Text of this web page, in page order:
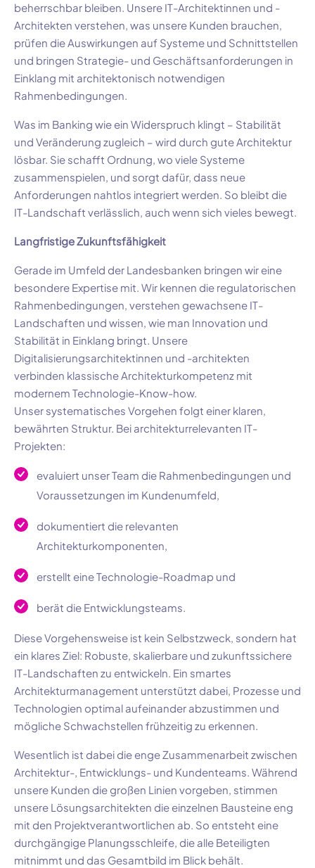
beherrschbar bleiben. Unsere IT-Architektinnen und -
Architekten verstehen, was unsere Kunden brauchen,
prüfen die Auswirkungen auf Systeme und Schnittstellen
und bringen Strategie- und Geschäftsanforderungen in
Einklang mit architektonisch notwendigen
Rahmenbedingungen.
Was im Banking wie ein Widerspruch klingt – Stabilität
und Veränderung zugleich – wird durch gute Architektur
lösbar. Sie schafft Ordnung, wo viele Systeme
zusammenspielen, und sorgt dafür, dass neue
Anforderungen nahtlos integriert werden. So bleibt die
IT-Landschaft verlässlich, auch wenn sich vieles bewegt.
Langfristige Zukunftsfähigkeit
Gerade im Umfeld der Landesbanken bringen wir eine
besondere Expertise mit. Wir kennen die regulatorischen
Rahmenbedingungen, verstehen gewachsene IT-
Landschaften und wissen, wie man Innovation und
Stabilität in Einklang bringt. Unsere
Digitalisierungsarchitektinnen und -architekten
verbinden klassische Architekturkompetenz mit
modernem Technologie-Know-how.
Unser systematisches Vorgehen folgt einer klaren,
bewährten Struktur. Bei architekturrelevanten IT-
Projekten:
evaluiert unser Team die Rahmenbedingungen und
Voraussetzungen im Kundenumfeld,
dokumentiert die relevanten
Architekturkomponenten,
erstellt eine Technologie-Roadmap und
berät die Entwicklungsteams.
Diese Vorgehensweise ist kein Selbstzweck, sondern hat
ein klares Ziel: Robuste, skalierbare und zukunftssichere
IT-Landschaften zu entwickeln. Ein smartes
Architekturmanagement unterstützt dabei, Prozesse und
Technologien optimal aufeinander abzustimmen und
mögliche Schwachstellen frühzeitig zu erkennen.
Wesentlich ist dabei die enge Zusammenarbeit zwischen
Architektur-, Entwicklungs- und Kundenteams. Während
unsere Kunden die großen Linien vorgeben, stimmen
unsere Lösungsarchitekten die einzelnen Bausteine eng
mit den Projektverantwortlichen ab. So entsteht eine
durchgängige Planungsschleife, die alle Beteiligten
mitnimmt und das Gesamtbild im Blick behält.